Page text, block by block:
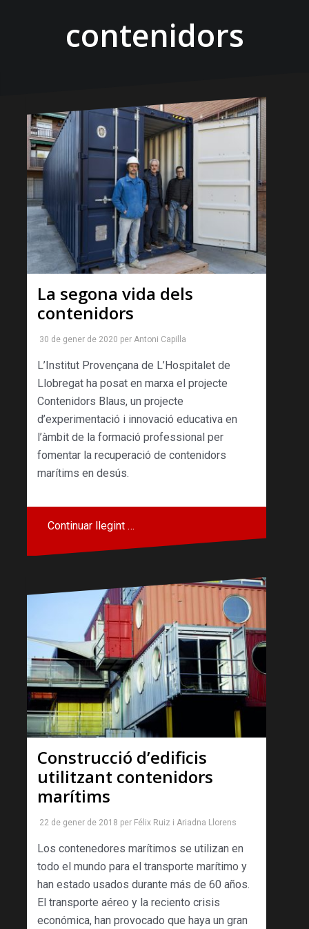
contenidors
La segona vida dels
contenidors
30 de gener de 2020 per Antoni Capilla
L’Institut Provençana de L’Hospitalet de
Llobregat ha posat en marxa el projecte
Contenidors Blaus, un projecte
d’experimentació i innovació educativa en
l’àmbit de la formació professional per
fomentar la recuperació de contenidors
marítims en desús.
Continuar llegint …
Construcció d’edificis
utilitzant contenidors
marítims
22 de gener de 2018 per Félix Ruiz i Ariadna Llorens
Los contenedores marítimos se utilizan en
todo el mundo para el transporte marítimo y
han estado usados durante más de 60 años.
El transporte aéreo y la reciento crisis
económica, han provocado que haya un gran